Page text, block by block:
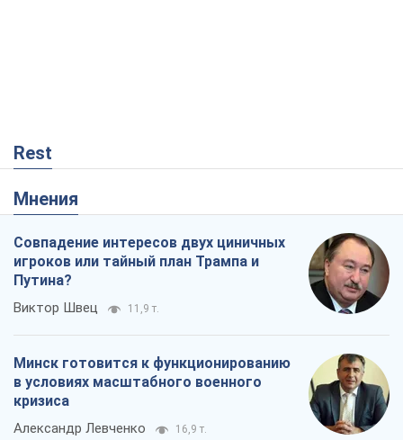
Rest
Мнения
Совпадение интересов двух циничных
игроков или тайный план Трампа и
Путина?
Виктор Швец 11,9 т.
Минск готовится к функционированию
в условиях масштабного военного
кризиса
Александр Левченко 16,9 т.